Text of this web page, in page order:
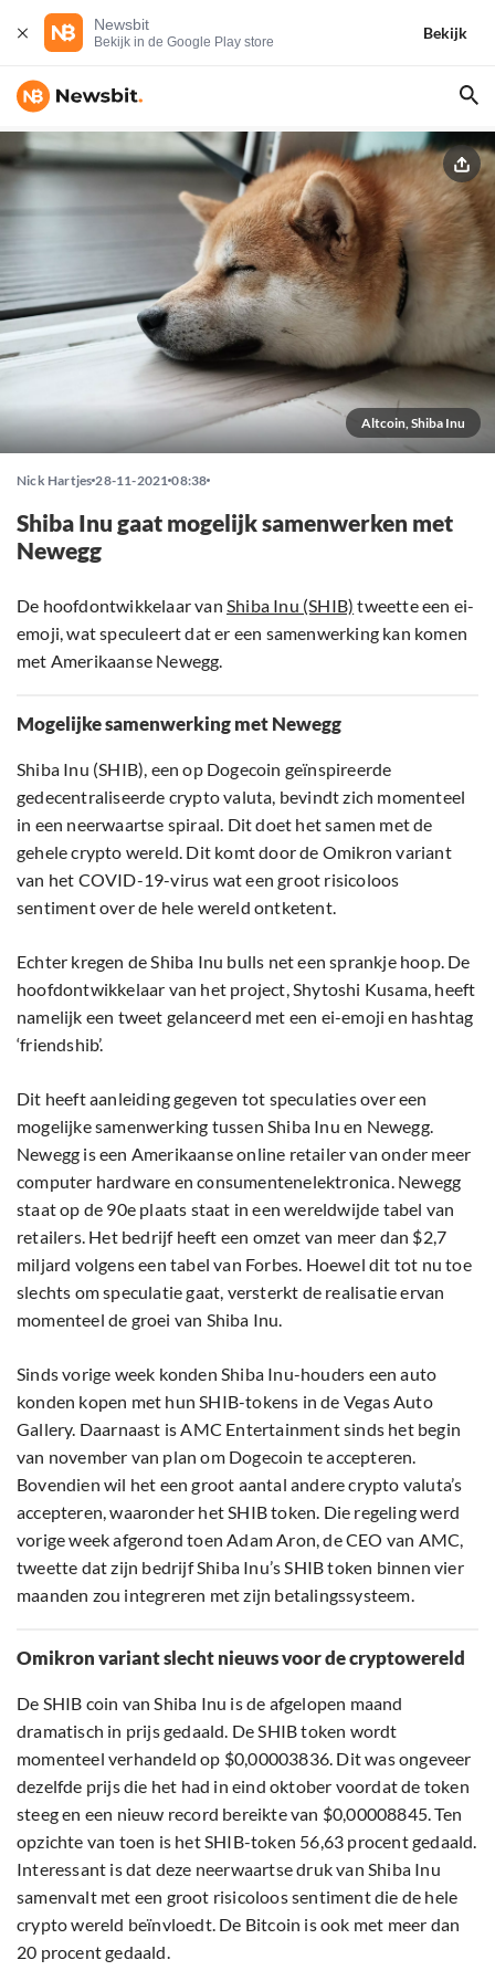
Newsbit
Bekijk in de Google Play store
Bekijk
Altcoin, Shiba Inu
Nick Hartjes 28-11-2021 08:38
Shiba Inu gaat mogelijk samenwerken met
Newegg
De hoofdontwikkelaar van Shiba Inu (SHIB) tweette een ei-
emoji, wat speculeert dat er een samenwerking kan komen
met Amerikaanse Newegg.
Mogelijke samenwerking met Newegg
Shiba Inu (SHIB), een op Dogecoin geïnspireerde
gedecentraliseerde crypto valuta, bevindt zich momenteel
in een neerwaartse spiraal. Dit doet het samen met de
gehele crypto wereld. Dit komt door de Omikron variant
van het COVID-19-virus wat een groot risicoloos
sentiment over de hele wereld ontketent.
Echter kregen de Shiba Inu bulls net een sprankje hoop. De
hoofdontwikkelaar van het project, Shytoshi Kusama, heeft
namelijk een tweet gelanceerd met een ei-emoji en hashtag
‘friendshib’.
Dit heeft aanleiding gegeven tot speculaties over een
mogelijke samenwerking tussen Shiba Inu en Newegg.
Newegg is een Amerikaanse online retailer van onder meer
computer hardware en consumentenelektronica. Newegg
staat op de 90e plaats staat in een wereldwijde tabel van
retailers. Het bedrijf heeft een omzet van meer dan $2,7
miljard volgens een tabel van Forbes. Hoewel dit tot nu toe
slechts om speculatie gaat, versterkt de realisatie ervan
momenteel de groei van Shiba Inu.
Sinds vorige week konden Shiba Inu-houders een auto
konden kopen met hun SHIB-tokens in de Vegas Auto
Gallery. Daarnaast is AMC Entertainment sinds het begin
van november van plan om Dogecoin te accepteren.
Bovendien wil het een groot aantal andere crypto valuta’s
accepteren, waaronder het SHIB token. Die regeling werd
vorige week afgerond toen Adam Aron, de CEO van AMC,
tweette dat zijn bedrijf Shiba Inu’s SHIB token binnen vier
maanden zou integreren met zijn betalingssysteem.
Omikron variant slecht nieuws voor de cryptowereld
De SHIB coin van Shiba Inu is de afgelopen maand
dramatisch in prijs gedaald. De SHIB token wordt
momenteel verhandeld op $0,00003836. Dit was ongeveer
dezelfde prijs die het had in eind oktober voordat de token
steeg en een nieuw record bereikte van $0,00008845. Ten
opzichte van toen is het SHIB-token 56,63 procent gedaald.
Interessant is dat deze neerwaartse druk van Shiba Inu
samenvalt met een groot risicoloos sentiment die de hele
crypto wereld beïnvloedt. De Bitcoin is ook met meer dan
20 procent gedaald.